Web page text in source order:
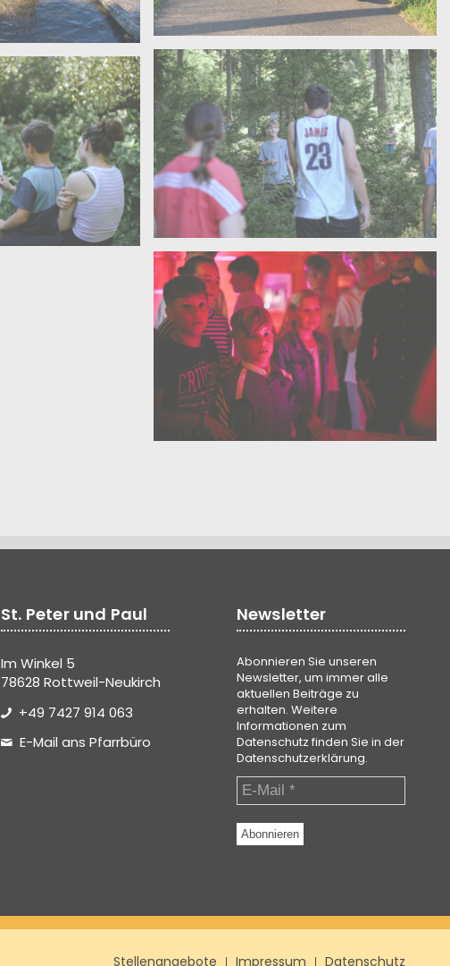
St. Peter und Paul
Im Winkel 5
78628 Rottweil-Neukirch
+49 7427 914 063
E-Mail ans Pfarrbüro
Newsletter
Abonnieren Sie unseren
Newsletter, um immer alle
aktuellen Beiträge zu
erhalten. Weitere
Informationen zum
Datenschutz finden Sie in der
Datenschutzerklärung.
Stellenangebote Impressum Datenschutz